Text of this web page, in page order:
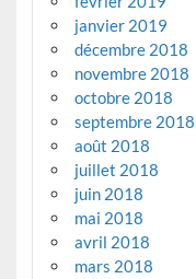
janvier 2019
décembre 2018
novembre 2018
octobre 2018
septembre 2018
août 2018
juillet 2018
juin 2018
mai 2018
avril 2018
mars 2018